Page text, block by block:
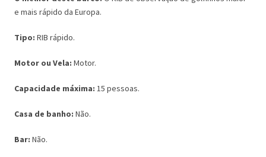
e mais rápido da Europa.
Tipo: RIB rápido.
Motor ou Vela: Motor.
Capacidade máxima: 15 pessoas.
Casa de banho: Não.
Bar: Não.